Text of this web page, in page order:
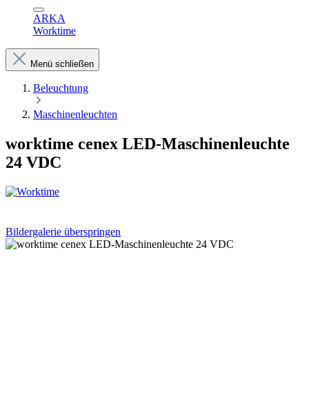
ARKA
Worktime
Menü schließen
Beleuchtung
Maschinenleuchten
worktime cenex LED-Maschinenleuchte
24 VDC
Bildergalerie überspringen